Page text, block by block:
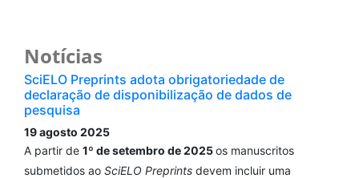
Notícias
SciELO Preprints adota obrigatoriedade de
declaração de disponibilização de dados de
pesquisa
19 agosto 2025
A partir de 1º de setembro de 2025os manuscritos
submetidos ao SciELO Preprints devem incluir uma